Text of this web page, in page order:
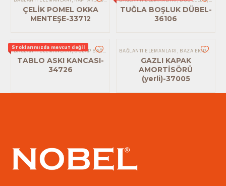
ÇELİK POMEL OKKA
MENTEŞE-33712
TUĞLA BOŞLUK DÜBEL-
36106
Stoklarımızda mevcut değil
BAĞLANTI ELEMANLARI,DOLAP BAĞLANTI ,MOBILYA AKSESUARLARI
TABLO ASKI KANCASI-
34726
BAĞLANTI ELEMANLARI , BAZA EKIPMANLARI
GAZLI KAPAK
AMORTİSÖRÜ
(yerli)-37005